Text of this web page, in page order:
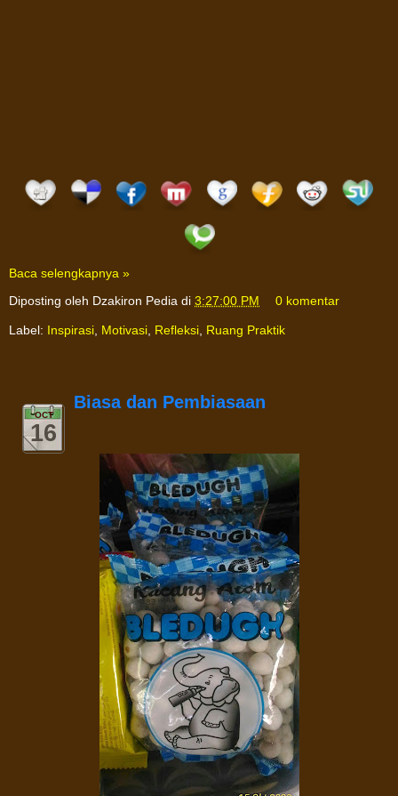
Baca selengkapnya »
Diposting oleh Dzakiron Pedia di 3:27:00 PM 0 komentar
Label: Inspirasi Motivasi Refleksi Ruang Praktik
OCT
16
Biasa dan Pembiasaan